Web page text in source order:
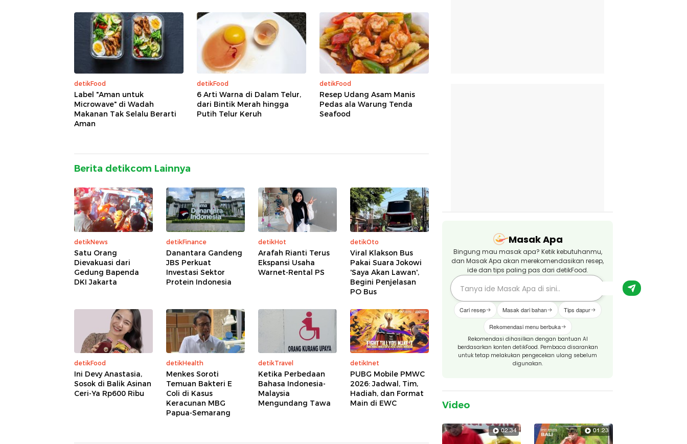
detikFood
Label "Aman untuk
Microwave" di Wadah
Makanan Tak Selalu Berarti
Aman
detikFood
6 Arti Warna di Dalam Telur,
dari Bintik Merah hingga
Putih Telur Keruh
detikFood
Resep Udang Asam Manis
Pedas ala Warung Tenda
Seafood
Berita detikcom Lainnya
detikNews
Satu Orang
Dievakuasi dari
Gedung Bapenda
DKI Jakarta
detikFinance
Danantara Gandeng
JBS Perkuat
Investasi Sektor
Protein Indonesia
detikHot
Arafah Rianti Terus
Ekspansi Usaha
Warnet-Rental PS
detikOto
Viral Klakson Bus
Pakai Suara Jokowi
'Saya Akan Lawan',
Begini Penjelasan
PO Bus
detikFood
Ini Devy Anastasia,
Sosok di Balik Asinan
Ceri-Ya Rp600 Ribu
detikHealth
Menkes Soroti
Temuan Bakteri E
Coli di Kasus
Keracunan MBG
Papua-Semarang
detikTravel
Ketika Perbedaan
Bahasa Indonesia-
Malaysia
Mengundang Tawa
detikInet
PUBG Mobile PMWC
2026: Jadwal, Tim,
Hadiah, dan Format
Main di EWC
Masak Apa
Bingung mau masak apa? Ketik kebutuhanmu,
dan Masak Apa akan merekomendasikan resep,
ide dan tips paling pas dari detikFood.
Cari resep Masak dari bahan Tips dapur
Rekomendasi menu berbuka
Rekomendasi dihasilkan dengan bantuan AI
berdasarkan konten detikFood. Pembaca disarankan
untuk tetap melakukan pengecekan ulang sebelum
digunakan.
Video
02:34 01:23